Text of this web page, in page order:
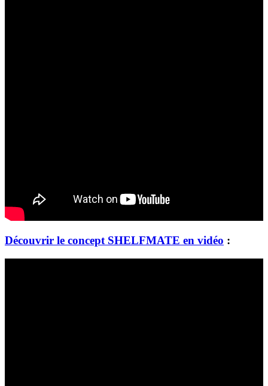
Découvrir le concept SHELFMATE en vidéo :